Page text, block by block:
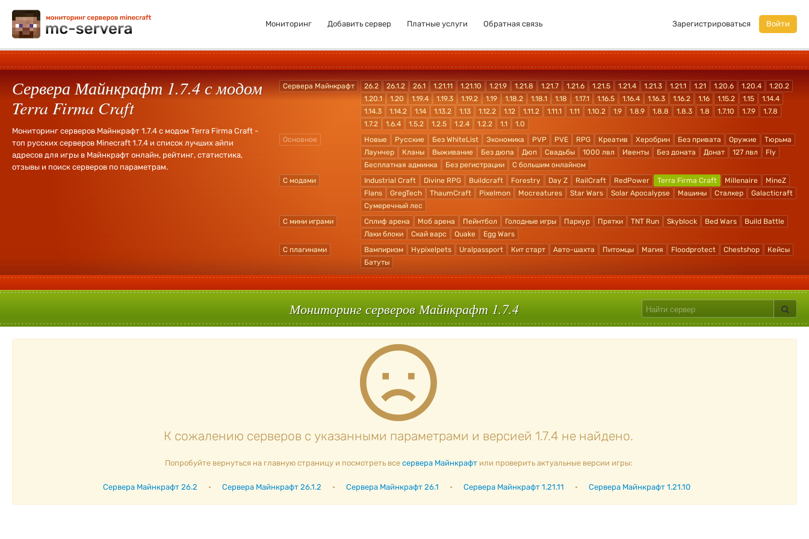
Мониторинг Добавить сервер Платные услуги Обратная связь Зарегистрироваться Войти
Сервера Майнкрафт 1.7.4 с модом
Terra Firma Craft
Мониторинг серверов Майнкрафт 1.7.4 с модом Terra Firma Craft -
топ русских серверов Minecraft 1.7.4 и список лучших айпи
адресов для игры в Майнкрафт онлайн, рейтинг, статистика,
отзывы и поиск серверов по параметрам.
Сервера Майнкрафт 26.2 26.1.2 26.1 1.21.11 1.21.10 1.21.9 1.21.8 1.21.7 1.21.6 1.21.5 1.21.4 1.21.3 1.21.1 1.21 1.20.6 1.20.4
1.20.2
1.20.1
1.20 1.19.4 1.19.3 1.19.2 1.19 1.18.2 1.18.1 1.18 1.17.1 1.16.5 1.16.4 1.16.3 1.16.2 1.16 1.15.2 1.15
1.14.4
1.14.3
1.14.2 1.14 1.13.2 1.13 1.12.2 1.12 1.11.2 1.11.1 1.11 1.10.2 1.9 1.8.9 1.8.8 1.8.3 1.8 1.7.10 1.7.9
1.7.8
1.7.2
1.6.4 1.5.2 1.2.5 1.2.4 1.2.2 1.1
1.0
Основное
Новые Русские Без WhiteList Экономика PVP PVE RPG Креатив Херобрин Без привата Оружие
Тюрьма
Лаунчер
Кланы Выживание Без дюпа Дюп Свадьбы 1000 лвл Ивенты Без доната Донат 127 лвл
Fly
Бесплатная админка
Без регистрации
С большим онлайном
С модами
Industrial Craft Divine RPG Buildcraft Forestry Day Z RailCraft RedPower Terra Firma Craft Millenaire
MineZ
Flans
GregTech ThaumCraft Pixelmon Mocreatures Star Wars Solar Apocalypse Машины Сталкер
Galacticraft
Сумеречный лес
С мини играми
Сплиф арена Моб арена Пейнтбол Голодные игры Паркур Прятки TNT Run Skyblock Bed Wars
Build Battle
Лаки блоки
Скай варс Quake
Egg Wars
С плагинами
Вампиризм Hypixelpets Uralpassport Кит старт Авто-шахта Питомцы Магия Floodprotect Chestshop
Кейсы
Батуты
Мониторинг серверов Майнкрафт 1.7.4
К сожалению серверов с указанными параметрами и версией 1.7.4 не найдено.
Попробуйте вернуться на главную страницу и посмотреть все сервера Майнкрафтили проверить актуальные версии игры:
Сервера Майнкрафт 26.2 • Сервера Майнкрафт 26.1.2 • Сервера Майнкрафт 26.1 • Сервера Майнкрафт 1.21.11 • Сервера Майнкрафт 1.21.10